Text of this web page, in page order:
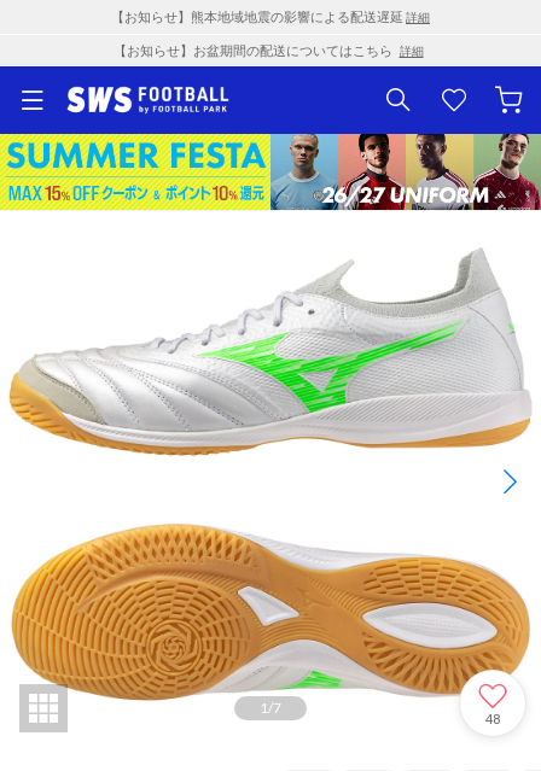
【お知らせ】熊本地域地震の影響による配送遅延 詳細
【お知らせ】お盆期間の配送についてはこちら 詳細
1/7
48